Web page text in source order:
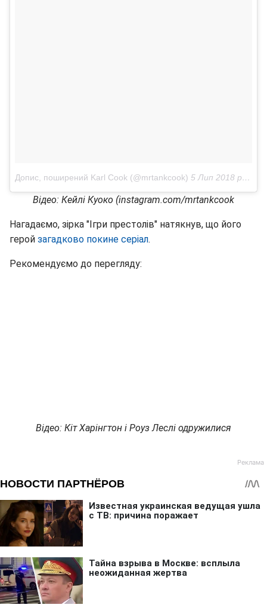
Допис, поширений Karl Cook (@mrtankcook) 5 Лип 2018 р. о 1:38 PDT
Відео: Кейлі Куоко (instagram.com/mrtankcook
Нагадаємо, зірка "Ігри престолів" натякнув, що його
герой загадково покине серіал.
Рекомендуємо до перегляду:
Відео: Кіт Харінгтон і Роуз Леслі одружилися